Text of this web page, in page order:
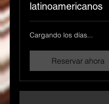
latinoamericanos
Cargando los días...
Reservar ahora